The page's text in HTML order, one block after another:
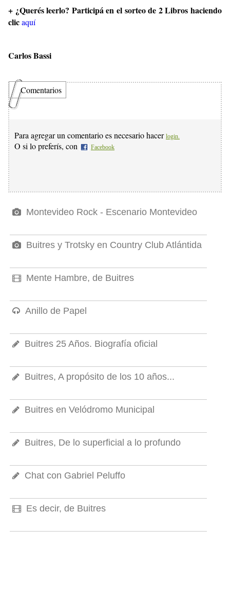
+ ¿Querés leerlo? Participá en el sorteo de 2 Libros haciendo
clicaquí
Carlos Bassi
Comentarios
Para agregar un comentario es necesario hacer login.
O si lo preferís, con Facebook
Montevideo Rock - Escenario Montevideo
Buitres y Trotsky en Country Club Atlántida
Mente Hambre, de Buitres
Anillo de Papel
Buitres 25 Años. Biografía oficial
Buitres, A propósito de los 10 años...
Buitres en Velódromo Municipal
Buitres, De lo superficial a lo profundo
Chat con Gabriel Peluffo
Es decir, de Buitres